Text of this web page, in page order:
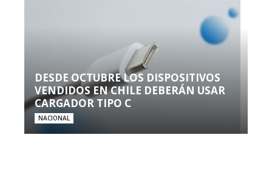
DESDE OCTUBRE LOS DISPOSITIVOS
VENDIDOS EN CHILE DEBERÁN USAR
CARGADOR TIPO C
NACIONAL